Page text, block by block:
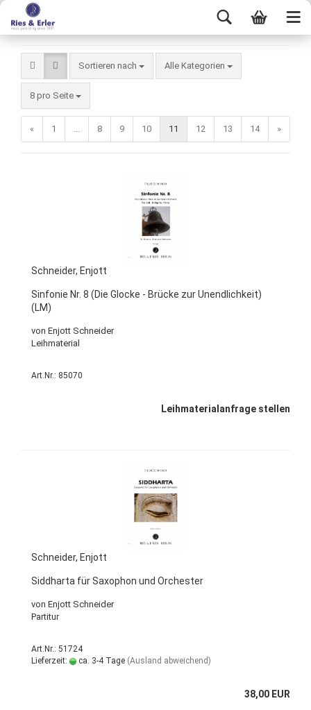
Sortieren nach Alle Kategorien
8 pro Seite
« 1 ... 8 9 10 11 12 13 14 »
Schneider, Enjott
Sinfonie Nr. 8 (Die Glocke - Brücke zur Unendlichkeit)
(LM)
von Enjott Schneider
Leihmaterial
Art.Nr.: 85070
Leihmaterialanfrage stellen
Schneider, Enjott
Siddharta für Saxophon und Orchester
von Enjott Schneider
Partitur
Art.Nr.: 51724
Lieferzeit:
ca. 3-4 Tage (Ausland abweichend)
38,00 EUR